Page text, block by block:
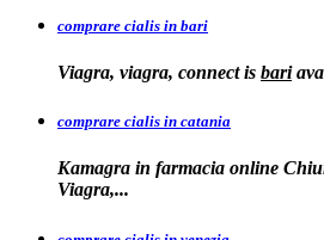
comprare cialis in bari
Viagra, viagra, connect is bari
comprare cialis in catania
Kamagra in farmacia online
Viagra,...